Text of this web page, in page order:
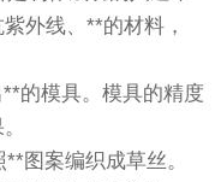
外线、**的材料，
的模具。模具的精度
图案编织成草丝。